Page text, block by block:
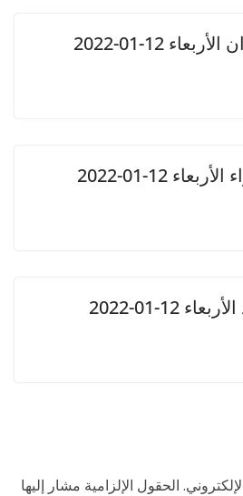
12-01-2022
12-01-2022
12-01-2022
الحقول الإلزامية مشار إليها